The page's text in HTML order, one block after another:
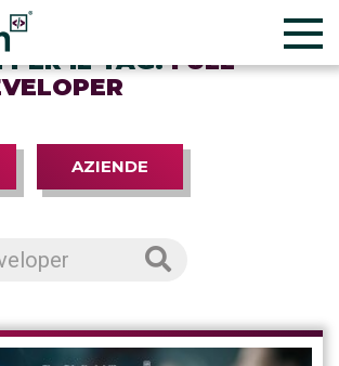
PER IL TAG:FULL
AZIENDE